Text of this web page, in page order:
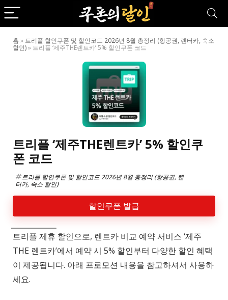
홈 » 트리플 할인쿠폰 및 할인코드 2026년 8월 총정리 (항공권, 렌터카, 숙소
할인)» 트리플 ‘제주THE렌트카’ 5% 할인쿠폰 코드
트리플 ‘제주THE렌트카’ 5% 할인쿠
폰 코드
트리플 할인쿠폰 및 할인코드 2026년 8월 총정리 (항공권, 렌
터카, 숙소 할인)
할인쿠폰 발급
트리플 제휴 할인으로, 렌트카 비교 예약 서비스 ‘제주
THE 렌트카’에서 예약 시 5% 할인부터 다양한 할인 혜택
이 제공됩니다. 아래 프로모션 내용을 참고하셔서 사용하
세요.